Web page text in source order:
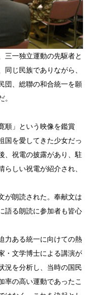
一独立運動の先駆者と
じ民族でありながら、
団、総聯の和合統一を願
順」という映像を鑑賞
国を愛してきた少女だっ
、祝電の披露があり、駐
しい祝電が紹介され、
が朗読された。奉献文は
語る朗読に参加者も皆心
力ある統一に向けての熱
・文学博士による講演が
況を分析し、当時の国民
率の高い運動であったこ